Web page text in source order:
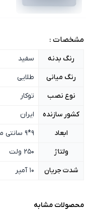
مشخصات :
رنگ بدنه
سفید
رنگ میانی
طلایی
نوع نصب
توکار
کشور سازنده
ایران
ابعاد
9*9 سانتی متر
ولتاژ
250 ولت
شدت جریان
10 آمپر
محصولات مشابه